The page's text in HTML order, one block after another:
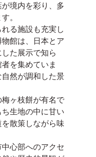
境内を彩り、多
。
る施設も充実し
館は、日本とア
た展示で知ら
を集めていま
然が調和した景
ヶ枝餅が有名で
生地の中に甘い
散策しながら味
心部へのアクセ